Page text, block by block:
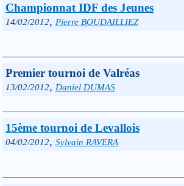
Championnat IDF des Jeunes
14/02/2012, Pierre BOUDAILLIEZ
Premier tournoi de Valréas
13/02/2012, Daniel DUMAS
15ème tournoi de Levallois
04/02/2012, Sylvain RAVERA